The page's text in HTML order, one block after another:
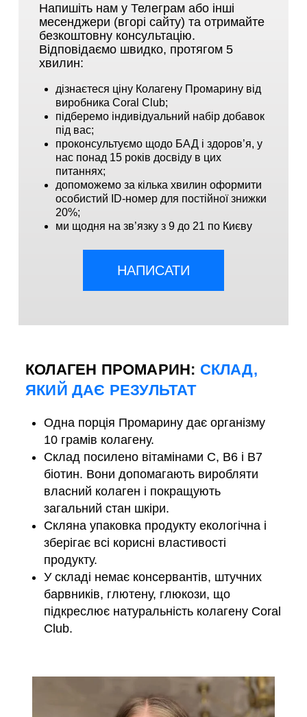
Напишіть нам у Телеграм або інші
месенджери (вгорі сайту) та отримайте
безкоштовну консультацію.
Відповідаємо швидко, протягом 5
хвилин:
дізнаєтеся ціну Колагену Промарину від
виробника Coral Club;
підберемо індивідуальний набір добавок
під вас;
проконсультуємо щодо БАД і здоров’я, у
нас понад 15 років досвіду в цих
питаннях;
допоможемо за кілька хвилин оформити
особистий ID-номер для постійної знижки
20%;
ми щодня на зв’язку з 9 до 21 по Києву
НАПИСАТИ
КОЛАГЕН ПРОМАРИН: СКЛАД,
ЯКИЙ ДАЄ РЕЗУЛЬТАТ
Одна порція Промарину дає організму
10 грамів колагену.
Склад посилено вітамінами C, B6 і B7
біотин. Вони допомагають виробляти
власний колаген і покращують
загальний стан шкіри.
Скляна упаковка продукту екологічна і
зберігає всі корисні властивості
продукту.
У складі немає консервантів, штучних
барвників, глютену, глюкози, що
підкреслює натуральність колагену Coral
Club.